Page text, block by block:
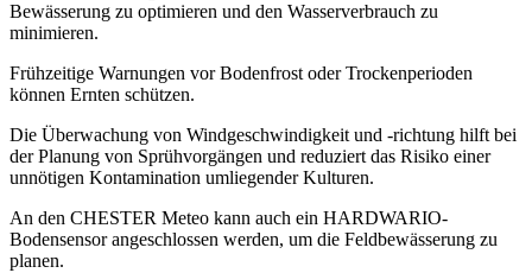
Bewässerung zu optimieren und den Wasserverbrauch zu
minimieren.
Frühzeitige Warnungen vor Bodenfrost oder Trockenperioden
können Ernten schützen.
Die Überwachung von Windgeschwindigkeit und -richtung hilft bei
der Planung von Sprühvorgängen und reduziert das Risiko einer
unnötigen Kontamination umliegender Kulturen.
An den CHESTER Meteo kann auch ein HARDWARIO-
Bodensensor angeschlossen werden, um die Feldbewässerung zu
planen.